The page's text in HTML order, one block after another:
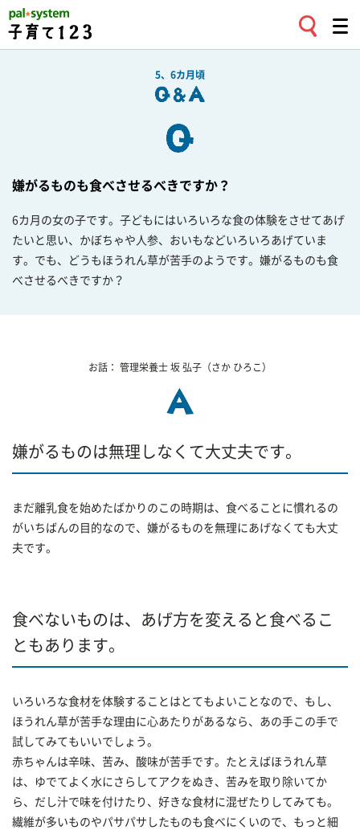
5、6カ月頃
嫌がるものも食べさせるべきですか？
6カ月の女の子です。子どもにはいろいろな食の体験をさせてあげ
たいと思い、かぼちゃや人参、おいもなどいろいろあげていま
す。でも、どうもほうれん草が苦手のようです。嫌がるものも食
べさせるべきですか？
お話： 管理栄養士 坂 弘子 （さか ひろこ）
嫌がるものは無理しなくて大丈夫です。
まだ離乳食を始めたばかりのこの時期は、食べることに慣れるの
がいちばんの目的なので、嫌がるものを無理にあげなくても大丈
夫です。
食べないものは、あげ方を変えると食べるこ
ともあります。
いろいろな食材を体験することはとてもよいことなので、もし、
ほうれん草が苦手な理由に心あたりがあるなら、あの手この手で
試してみてもいいでしょう。
赤ちゃんは辛味、苦み、酸味が苦手です。たとえばほうれん草
は、ゆでてよく水にさらしてアクをぬき、苦みを取り除いてか
ら、だし汁で味を付けたり、好きな食材に混ぜたりしてみても。
繊維が多いものやパサパサしたものも食べにくいので、もっと細